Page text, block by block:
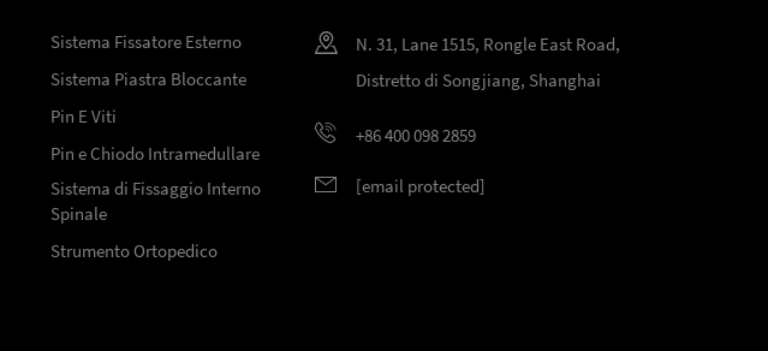
Sistema Fissatore Esterno
Sistema Piastra Bloccante
Pin E Viti
Pin e Chiodo Intramedullare
Sistema di Fissaggio Interno
Spinale
Strumento Ortopedico
N. 31, Lane 1515, Rongle East Road,
Distretto di Songjiang, Shanghai
+86 400 098 2859
[email protected]